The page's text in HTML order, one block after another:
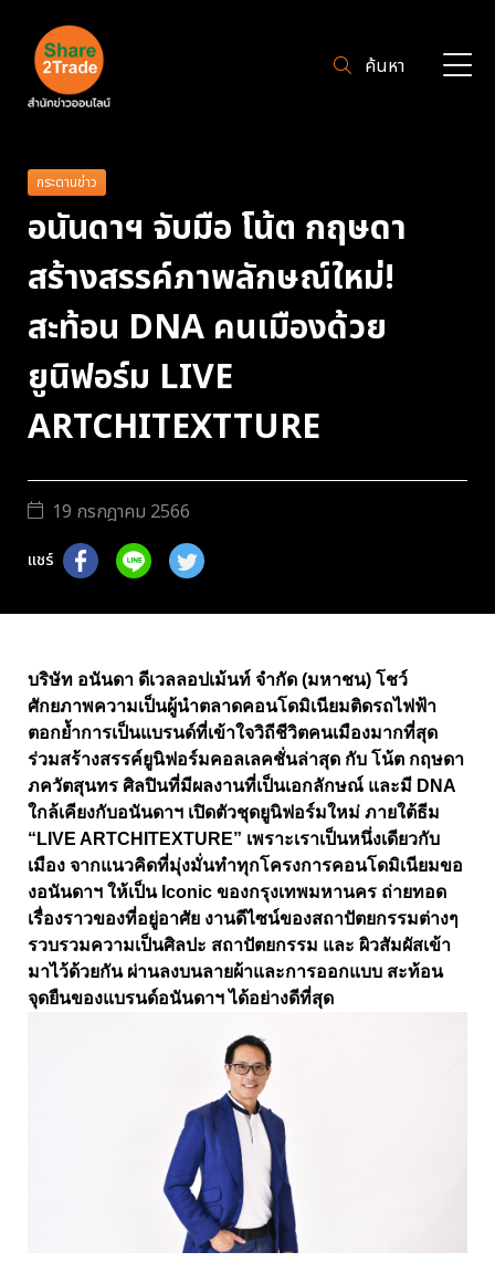
ค้นหา
กระดานข่าว
อนันดาฯ จับมือ โน้ต กฤษดา
สร้างสรรค์ภาพลักษณ์ใหม่!
สะท้อน DNA คนเมืองด้วย
ยูนิฟอร์ม LIVE
ARTCHITEXTTURE
19 กรกฎาคม 2566
แชร์
บริษัท อนันดา ดีเวลลอปเม้นท์ จำกัด (มหาชน) โชว์
ศักยภาพความเป็นผู้นำตลาดคอนโดมิเนียมติดรถไฟฟ้า
ตอกย้ำการเป็นแบรนด์ที่เข้าใจวิถีชีวิตคนเมืองมากที่สุด
ร่วมสร้างสรรค์ยูนิฟอร์มคอลเลคชั่นล่าสุด กับ โน้ต กฤษดา
ภควัตสุนทร ศิลปินที่มีผลงานที่เป็นเอกลักษณ์ และมี DNA
ใกล้เคียงกับอนันดาฯ เปิดตัวชุดยูนิฟอร์มใหม่ ภายใต้ธีม
“LIVE ARTCHITEXTURE” เพราะเราเป็นหนึ่งเดียวกับ
เมือง จากแนวคิดที่มุ่งมั่นทำทุกโครงการคอนโดมิเนียมขอ
งอนันดาฯ ให้เป็น Iconic ของกรุงเทพมหานคร ถ่ายทอด
เรื่องราวของที่อยู่อาศัย งานดีไซน์ของสถาปัตยกรรมต่างๆ
รวบรวมความเป็นศิลปะ สถาปัตยกรรม และ ผิวสัมผัสเข้า
มาไว้ด้วยกัน ผ่านลงบนลายผ้าและการออกแบบ สะท้อน
จุดยืนของแบรนด์อนันดาฯ ได้อย่างดีที่สุด